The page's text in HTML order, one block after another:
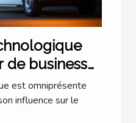
business
est omniprésente
influence sur le